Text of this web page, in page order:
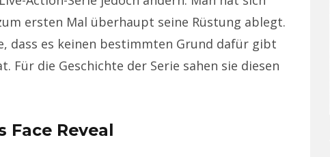
ersten Mal überhaupt seine Rüstung ablegt.
dass es keinen bestimmten Grund dafür gibt
Für die Geschichte der Serie sahen sie diesen
Face Reveal